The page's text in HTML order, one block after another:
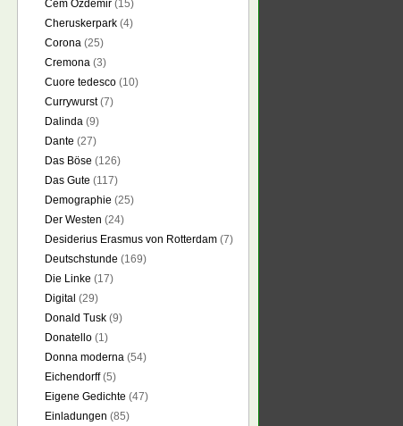
Cem Özdemir (15)
Cheruskerpark (4)
Corona (25)
Cremona (3)
Cuore tedesco (10)
Currywurst(7)
Dalinda (9)
Dante (27)
Das Böse (126)
Das Gute (117)
Demographie (25)
Der Westen (24)
Desiderius Erasmus von Rotterdam (7)
Deutschstunde (169)
Die Linke (17)
Digital (29)
Donald Tusk (9)
Donatello (1)
Donna moderna (54)
Eichendorff(5)
Eigene Gedichte (47)
Einladungen (85)